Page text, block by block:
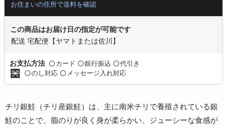
お住まいの住所で送料を確認
この商品はお届け日の指定が可能です
配送 宅配便【ヤマトまたは佐川】
お支払方法 〇 カード 〇銀行振込 〇代引き
〇のし対応 〇 メッセージ入れ対応
チリ銀鮭（チリ産銀鮭）は、主に南米チリで養殖されている銀
鮭のことで、脂のりが良く身が柔らかい、ジューシーな食感が